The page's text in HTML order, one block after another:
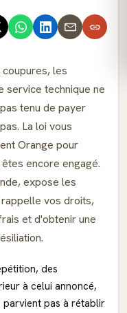
les
service technique ne
tenu de payer
La loi vous
Orange pour
encore engagé.
expose les
vos droits,
et d'obtenir une
des
à celui annoncé,
parvient pas à rétablir